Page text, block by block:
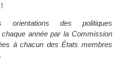
!
des politiques
année par la Commission
à chacun des États membres